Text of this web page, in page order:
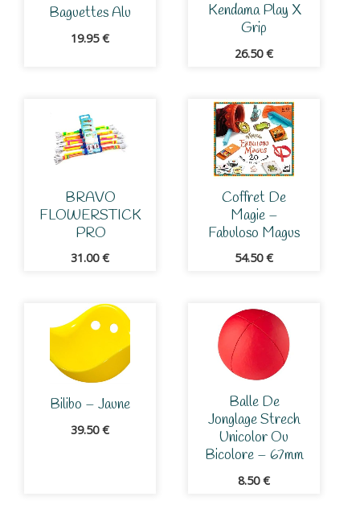
Baguettes Alu
19.95€
Kendama Play X
Grip
26.50€
BRAVO
FLOWERSTICK
PRO
31.00€
Coffret De
Magie –
Fabuloso Magus
54.50€
Bilibo – Jaune
39.50€
Balle De
Jonglage Strech
Unicolor Ou
Bicolore – 67mm
8.50€